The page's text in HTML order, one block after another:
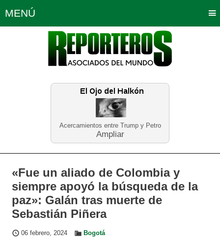
Acercamientos entre Trump y Petro
Ampliar
MENÚ
Política Opinión Bogotá
Planeta Tierra Deportes
Educación Neira
«Fue un aliado de Colombia y
siempre apoyó la búsqueda de la
paz»: Galán tras muerte de
Sebastián Piñera
06 febrero, 2024 Bogotá